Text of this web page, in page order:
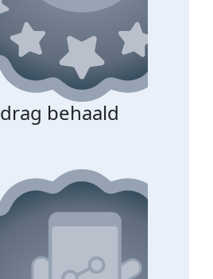
behaald